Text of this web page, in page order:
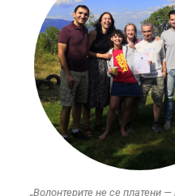
„Волонтерите не се платени